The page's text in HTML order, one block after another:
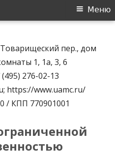
пер., дом
1, 1а, 3, 6
276-02-13
https://www.uamc.ru/
/ КПП 770901001
Меню